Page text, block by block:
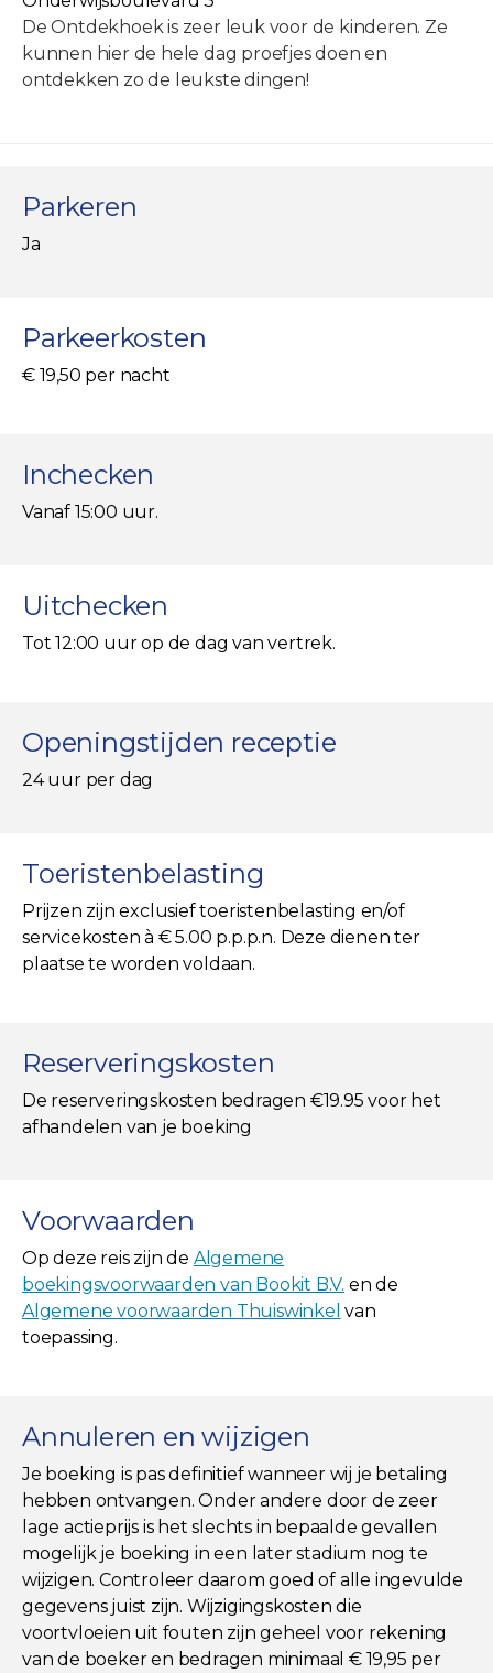
De Ontdekhoek is zeer leuk voor de kinderen. Ze
kunnen hier de hele dag proefjes doen en
ontdekken zo de leukste dingen!
Parkeren
Ja
Parkeerkosten
€ 19,50 per nacht
Inchecken
Vanaf 15:00 uur.
Uitchecken
Tot 12:00 uur op de dag van vertrek.
Openingstijden receptie
24 uur per dag
Toeristenbelasting
Prijzen zijn exclusief toeristenbelasting en/of
servicekosten à € 5.00 p.p.p.n. Deze dienen ter
plaatse te worden voldaan.
Reserveringskosten
De reserveringskosten bedragen €19.95 voor het
afhandelen van je boeking
Voorwaarden
Op deze reis zijn de Algemene
boekingsvoorwaarden van Bookit B.V. en de
Algemene voorwaarden Thuiswinkel van
toepassing.
Annuleren en wijzigen
Je boeking is pas definitief wanneer wij je betaling
hebben ontvangen. Onder andere door de zeer
lage actieprijs is het slechts in bepaalde gevallen
mogelijk je boeking in een later stadium nog te
wijzigen. Controleer daarom goed of alle ingevulde
gegevens juist zijn. Wijzigingskosten die
voortvloeien uit fouten zijn geheel voor rekening
van de boeker en bedragen minimaal € 19,95 per